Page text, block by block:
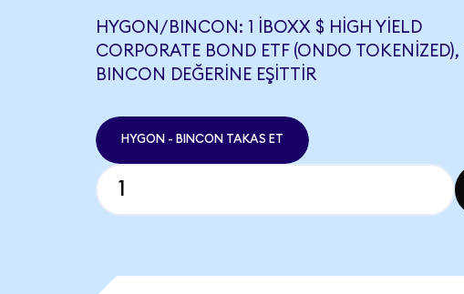
HYGON/BINCON: 1 IBOXX $ HIGH YIELD
CORPORATE BOND ETF (ONDO TOKENIZED),
BINCON DEĞERINE EŞITTIR
HYGON - BINCON TAKAS ET